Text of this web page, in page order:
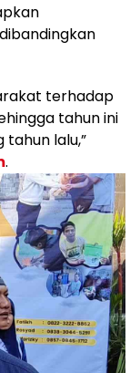
terhadap
tahun ini
lalu,”
.